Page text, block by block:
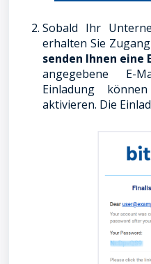
Sobald Ihr
erhalten Sie
senden Ihnen eine
angegebene E-
Einladung
aktivieren. Die